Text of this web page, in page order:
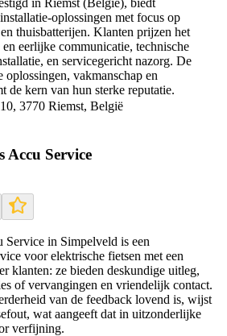
in Riemst (België), biedt
oplossingen met focus op
thuisbatterijen. Klanten prijzen het
eerlijke communicatie, technische
en servicegericht nazorg. De
vakmanschap en
de kern van hun sterke reputatie.
3770 Riemst, België
Accu Service
in Simpelveld is een
voor elektrische fietsen met een
klanten: ze bieden deskundige uitleg,
of vervangingen en vriendelijk contact.
van de feedback lovend is, wijst
wat aangeeft dat in uitzonderlijke
verfijning.